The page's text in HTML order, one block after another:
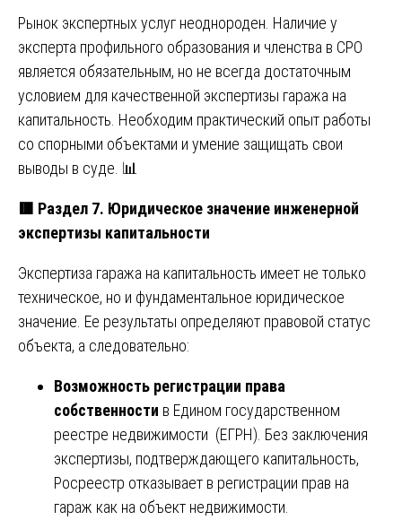
Рынок экспертных услуг неоднороден. Наличие у
эксперта профильного образования и членства в СРО
является обязательным, но не всегда достаточным
условием для качественной экспертизы гаража на
капитальность. Необходим практический опыт работы
со спорными объектами и умение защищать свои
выводы в суде. 📊
🟥 Раздел 7. Юридическое значение инженерной
экспертизы капитальности
Экспертиза гаража на капитальность имеет не только
техническое, но и фундаментальное юридическое
значение. Ее результаты определяют правовой статус
объекта, а следовательно:
Возможность регистрации права
собственности в Едином государственном
реестре недвижимости (ЕГРН). Без заключения
экспертизы, подтверждающего капитальность,
Росреестр отказывает в регистрации прав на
гараж как на объект недвижимости.